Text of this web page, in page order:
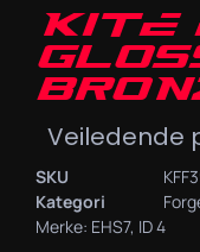
KITE
Veiledende
SKU
Kategori
Merke: EHS7, ID 4